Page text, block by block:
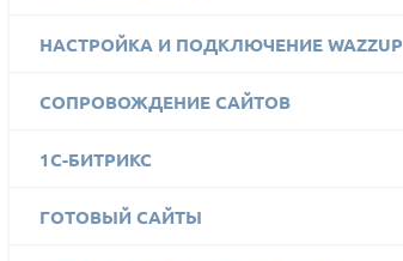
НАСТРОЙКА И ПОДКЛЮЧЕНИЕ WAZZUP
СОПРОВОЖДЕНИЕ САЙТОВ
1C-БИТРИКС
ГОТОВЫЙ САЙТЫ